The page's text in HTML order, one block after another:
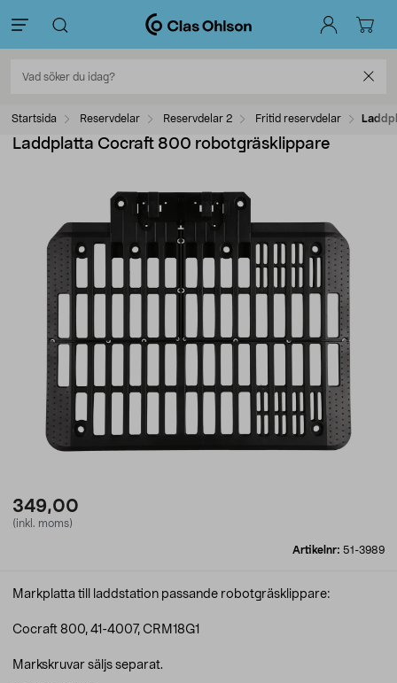
Startsida Reservdelar Reservdelar 2 Fritid reservdelar
Laddplatta Cocraft 800 robotgräsklippare
349,00
(inkl. moms)
Artikelnr: 51-3989
Markplatta till laddstation passande robotgräsklippare:
Cocraft 800, 41-4007, CRM18G1
Markskruvar säljs separat.